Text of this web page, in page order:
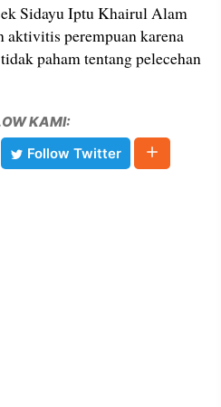
Sidayu Iptu Khairul Alam
aktivitis perempuan karena
paham tentang pelecehan
KAMI:
Follow Twitter